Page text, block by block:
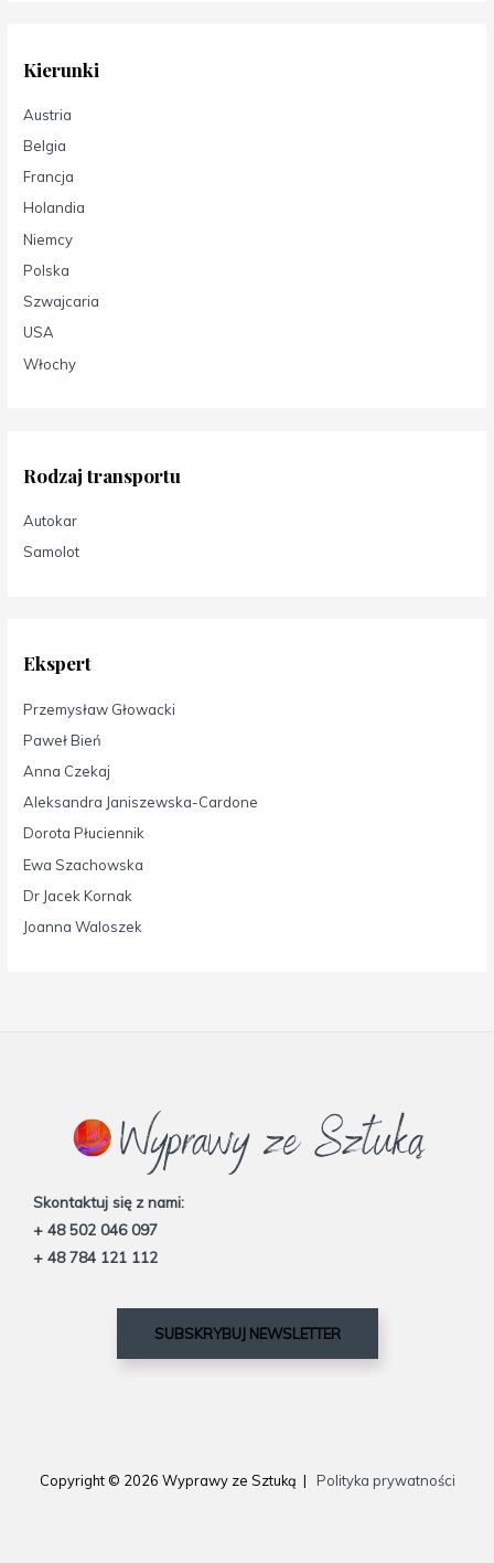
Kierunki
Austria
Belgia
Francja
Holandia
Niemcy
Polska
Szwajcaria
USA
Włochy
Rodzaj transportu
Autokar
Samolot
Ekspert
Przemysław Głowacki
Paweł Bień
Anna Czekaj
Aleksandra Janiszewska-Cardone
Dorota Płuciennik
Ewa Szachowska
Dr Jacek Kornak
Joanna Waloszek
Skontaktuj się z nami:
+ 48 502 046 097
+ 48 784 121 112
SUBSKRYBUJ NEWSLETTER
Copyright © 2026 Wyprawy ze Sztuką | Polityka prywatności